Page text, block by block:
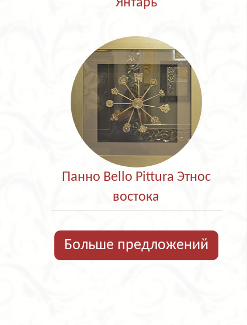
Янтарь
Панно Bello Pittura Этнос
востока
Больше предложений